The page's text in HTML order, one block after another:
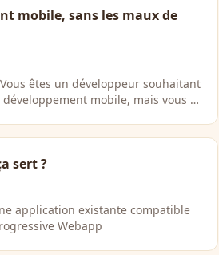
mobile, sans les maux de
êtes un développeur souhaitant
mobile, mais vous …
sert ?
application existante compatible
Webapp